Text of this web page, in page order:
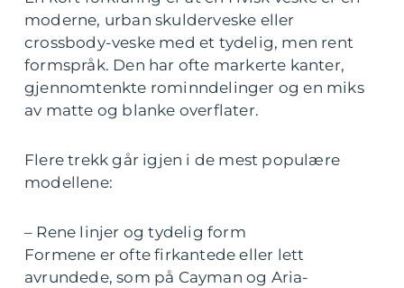
moderne, urban skulderveske eller
crossbody-veske med et tydelig, men rent
formspråk. Den har ofte markerte kanter,
gjennomtenkte rominndelinger og en miks
av matte og blanke overflater.
Flere trekk går igjen i de mest populære
modellene:
– Rene linjer og tydelig form
Formene er ofte firkantede eller lett
avrundede, som på Cayman og Aria-